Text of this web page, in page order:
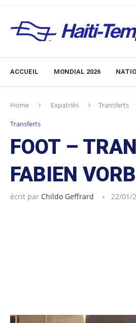
ACCUEIL MONDIAL 2026
Home Expatriés Transferts
Transferts
FOOT –
FABIEN
écrit par Childo Geffrard 22/01/